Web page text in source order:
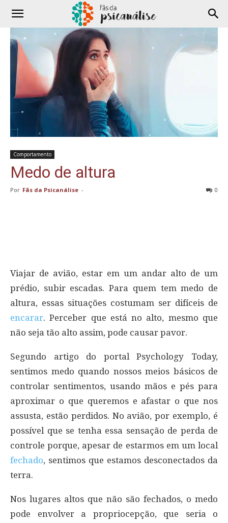
Comportamento
Medo de altura
Por Fãs da Psicanálise - 0
Viajar de avião, estar em um andar alto de um
prédio, subir escadas. Para quem tem medo de
altura, essas situações costumam ser difíceis de
encarar. Perceber que está no alto, mesmo que
não seja tão alto assim, pode causar pavor.
Segundo artigo do portal Psychology Today,
sentimos medo quando nossos meios básicos de
controlar sentimentos, usando mãos e pés para
aproximar o que queremos e afastar o que nos
assusta, estão perdidos. No avião, por exemplo, é
possível que se tenha essa sensação de perda de
controle porque, apesar de estarmos em um local
fechado, sentimos que estamos desconectados da
terra.
Nos lugares altos que não são fechados, o medo
pode envolver a propriocepção, que seria o